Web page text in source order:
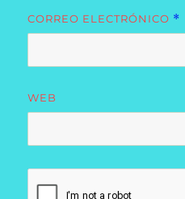
CORREO ELECTRÓNICO *
WEB